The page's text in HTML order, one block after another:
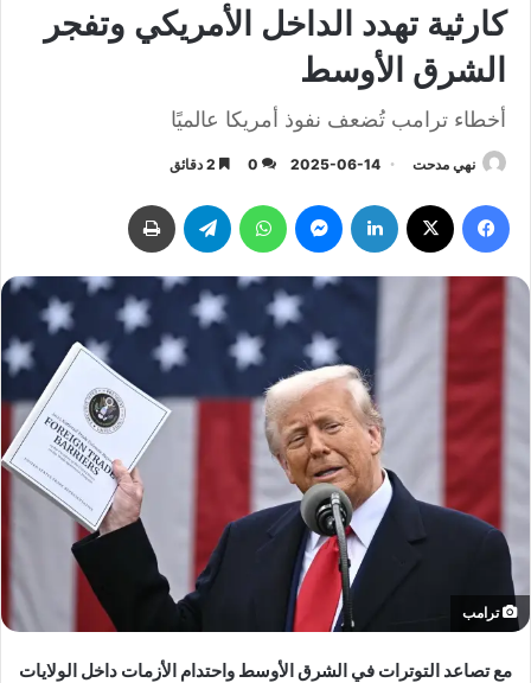
كارثية تهدد الداخل الأمريكي وتفجر
الشرق الأوسط
أخطاء ترامب تُضعف نفوذ أمريكا عالميًا
نهي مدحت 2025-06-14
0
ترامب
مع تصاعد التوترات في الشرق الأوسط واحتدام الأزمات داخل الولايات